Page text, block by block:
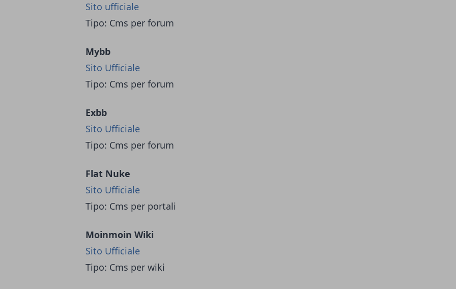
Sito ufficiale
Tipo: Cms per forum
Mybb
Sito Ufficiale
Tipo: Cms per forum
Exbb
Sito Ufficiale
Tipo: Cms per forum
Flat Nuke
Sito Ufficiale
Tipo: Cms per portali
Moinmoin Wiki
Sito Ufficiale
Tipo: Cms per wiki